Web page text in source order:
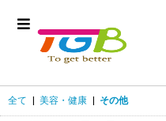
全て 美容・健康 その他